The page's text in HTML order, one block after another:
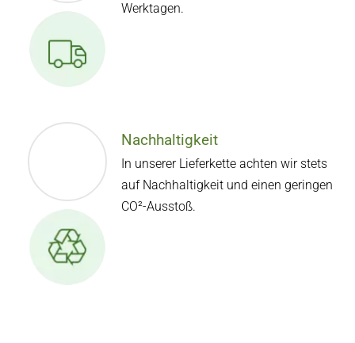
Werktagen.
Nachhaltigkeit
In unserer Lieferkette achten wir stets
auf Nachhaltigkeit und einen geringen
CO²-Ausstoß.